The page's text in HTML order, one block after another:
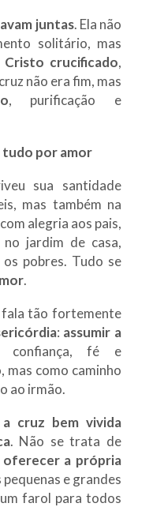
juntas. Ela não
solitário, mas
crucificado,
não era fim, mas
, purificação e
por amor
sua santidade
mas também na
alegria aos pais,
jardim de casa,
pobres. Tudo se
.
fala tão fortemente
: assumir a
fé e
mas como caminho
ao irmão.
a cruz bem vivida
. Não se trata de
oferecer a própria
pequenas e grandes
farol para todos